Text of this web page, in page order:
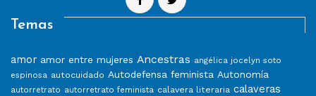
Temas
amor amor entre mujeres Ancestras angélica jocelyn soto
espinosa autocuidado Autodefensa feminista Autonomía
autorretrato autorretrato feminista calavera literaria calaveras